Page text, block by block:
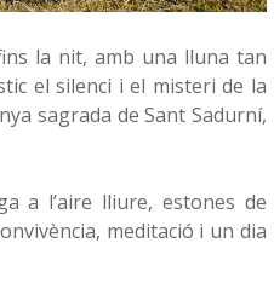
la nit, amb una lluna tan
el silenci i el misteri de la
sagrada de Sant Sadurní,
a l’aire lliure, estones de
meditació i un dia